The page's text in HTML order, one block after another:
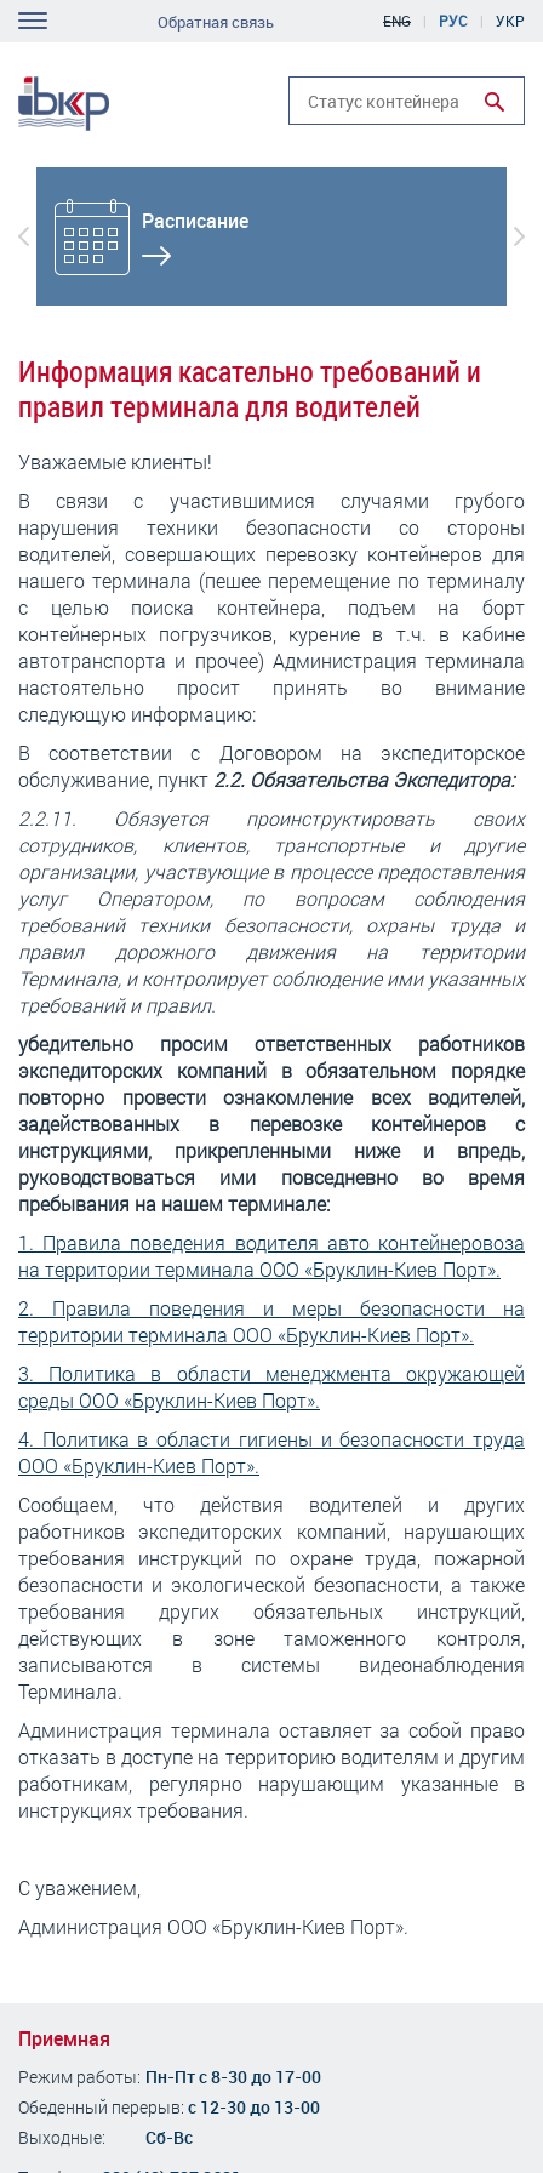
Перейти
содержанию
ENG РУС УКР
Обратная связь
Run search
Расписание
Previous
Информация касательно требований и
правил терминала для водителей
Уважаемые клиенты!
В связи с участившимися случаями грубого
нарушения техники безопасности со стороны
водителей, совершающих перевозку контейнеров для
нашего терминала (пешее перемещение по терминалу
с целью поиска контейнера, подъем на борт
контейнерных погрузчиков, курение в т.ч. в кабине
автотранспорта и прочее) Администрация терминала
настоятельно просит принять во внимание
следующую информацию:
В соответствии с Договором на экспедиторское
обслуживание, пункт 2.2. Обязательства Экспедитора:
2.2.11. Обязуется проинструктировать своих
сотрудников, клиентов, транспортные и другие
организации, участвующие в процессе предоставления
услуг Оператором, по вопросам соблюдения
требований техники безопасности, охраны труда и
правил дорожного движения на территории
Терминала, и контролирует соблюдение ими указанных
требований и правил.
убедительно просим ответственных работников
экспедиторских компаний в обязательном порядке
повторно провести ознакомление всех водителей,
задействованных в перевозке контейнеров с
инструкциями, прикрепленными ниже и впредь,
руководствоваться ими повседневно во время
пребывания на нашем терминале:
1. Правила поведения водителя авто контейнеровоза
на территории терминала ООО «Бруклин-Киев Порт».
2. Правила поведения и меры безопасности на
территории терминала ООО «Бруклин-Киев Порт».
3. Политика в области менеджмента окружающей
среды ООО «Бруклин-Киев Порт».
4. Политика в области гигиены и безопасности труда
ООО «Бруклин-Киев Порт».
Сообщаем, что действия водителей и других
работников экспедиторских компаний, нарушающих
требования инструкций по охране труда, пожарной
безопасности и экологической безопасности, а также
требования других обязательных инструкций,
действующих в зоне таможенного контроля,
записываются в системы видеонаблюдения
Терминала.
Администрация терминала оставляет за собой право
отказать в доступе на территорию водителям и другим
работникам, регулярно нарушающим указанные в
инструкциях требования.
С уважением,
Администрация ООО «Бруклин-Киев Порт».
Приемная
Режим работы: Пн-Пт с 8-30 до 17-00
Обеденный перерыв: с 12-30 до 13-00
Выходные:
Сб-Вс